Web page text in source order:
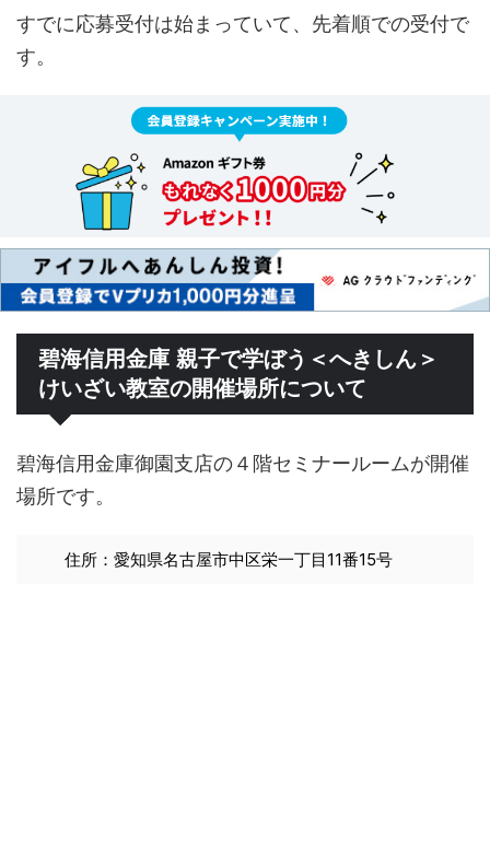
すでに応募受付は始まっていて、先着順での受付で
す。
碧海信用金庫 親子で学ぼう＜へきしん＞
けいざい教室の開催場所について
碧海信用金庫御園支店の４階セミナールームが開催
場所です。
住所：愛知県名古屋市中区栄一丁目11番15号